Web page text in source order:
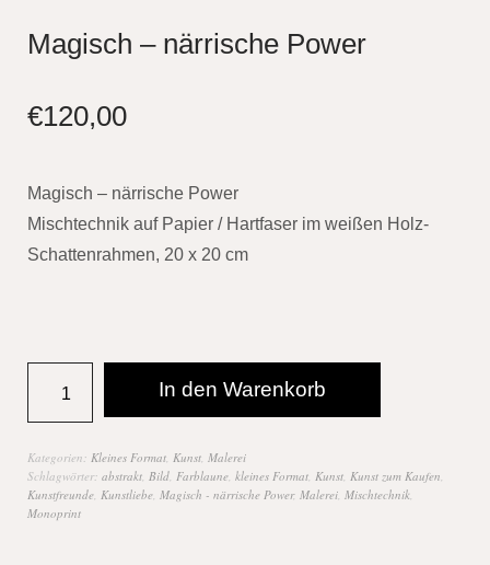
Magisch – närrische Power
€120,00
Magisch – närrische Power
Mischtechnik auf Papier / Hartfaser im weißen Holz-
Schattenrahmen, 20 x 20 cm
In den Warenkorb
Kategorien: Kleines Format, Kunst, Malerei
Schlagwörter: abstrakt, Bild, Farblaune, kleines Format, Kunst, Kunst zum Kaufen,
Kunstfreunde, Kunstliebe, Magisch - närrische Power, Malerei, Mischtechnik,
Monoprint